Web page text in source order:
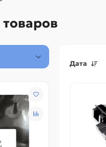
Дата